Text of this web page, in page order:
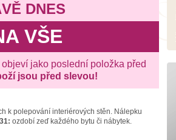
DNES
VŠE
jako poslední položka před
jsou před slevou!
k polepování interiérových stěn. Nálepku
ozdobí zeď každého bytu či nábytek.